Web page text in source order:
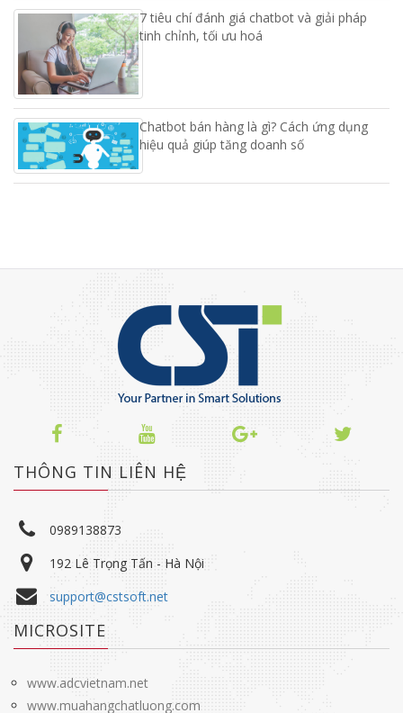
7 tiêu chí đánh giá chatbot và giải pháp
tinh chỉnh, tối ưu hoá
Chatbot bán hàng là gì? Cách ứng dụng
hiệu quả giúp tăng doanh số
THÔNG TIN LIÊN HỆ
0989138873
192 Lê Trọng Tấn - Hà Nội
support@cstsoft.net
MICROSITE
www.adcvietnam.net
www.muahangchatluong.com